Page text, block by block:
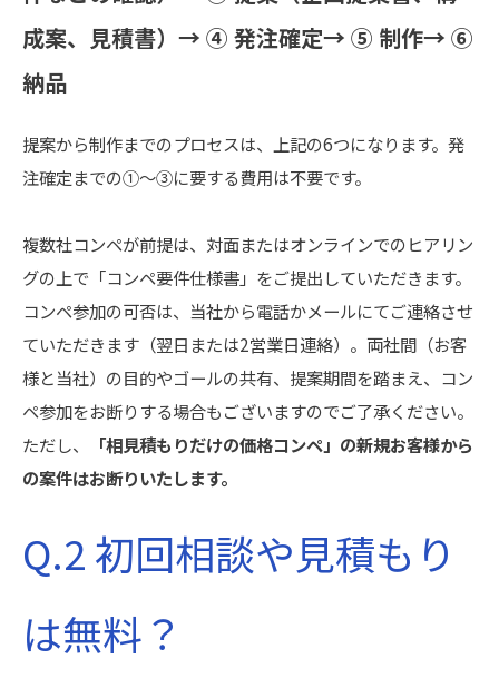
成案、見積書）→ ④ 発注確定→ ⑤ 制作→ ⑥
納品
提案から制作までのプロセスは、上記の6つになります。発
注確定までの①〜③に要する費用は不要です。
複数社コンペが前提は、対面またはオンラインでのヒアリン
グの上で「コンペ要件仕様書」をご提出していただきます。
コンペ参加の可否は、当社から電話かメールにてご連絡させ
ていただきます（翌日または2営業日連絡）。両社間（お客
様と当社）の目的やゴールの共有、提案期間を踏まえ、コン
ペ参加をお断りする場合もございますのでご了承ください。
ただし、
「相見積もりだけの価格コンペ」の新規お客様から
の案件はお断りいたします。
Q.2 初回相談や見積もり
は無料？